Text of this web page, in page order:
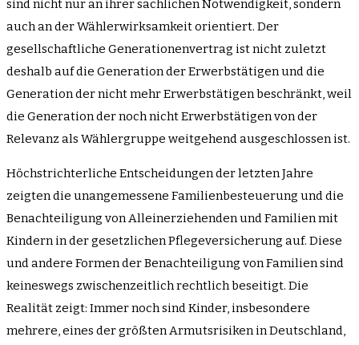
sind nicht nur an ihrer sachlichen Notwendigkeit, sondern
auch an der Wählerwirksamkeit orientiert. Der
gesellschaftliche Generationenvertrag ist nicht zuletzt
deshalb auf die Generation der Erwerbstätigen und die
Generation der nicht mehr Erwerbstätigen beschränkt, weil
die Generation der noch nicht Erwerbstätigen von der
Relevanz als Wählergruppe weitgehend ausgeschlossen ist.
Höchstrichterliche Entscheidungen der letzten Jahre
zeigten die unangemessene Familienbesteuerung und die
Benachteiligung von Alleinerziehenden und Familien mit
Kindern in der gesetzlichen Pflegeversicherung auf. Diese
und andere Formen der Benachteiligung von Familien sind
keineswegs zwischenzeitlich rechtlich beseitigt. Die
Realität zeigt: Immer noch sind Kinder, insbesondere
mehrere, eines der größten Armutsrisiken in Deutschland,